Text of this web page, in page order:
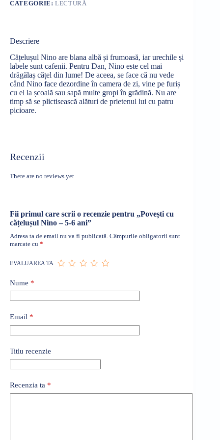
CATEGORIE:LECTURĂ
Descriere
Cățelușul Nino are blana albă și frumoasă, iar urechile și
labele sunt cafenii. Pentru Dan, Nino este cel mai
drăgălaș cățel din lume! De aceea, se face că nu vede
când Nino face dezordine în camera de zi, vine pe furiș
cu el la școală sau sapă multe gropi în grădină. Nu are
timp să se plictisească alături de prietenul lui cu patru
picioare.
Recenzii
There are no reviews yet
Fii primul care scrii o recenzie pentru „Povești cu
cățelușul Nino – 5-6 ani”
Adresa ta de email nu va fi publicată. Câmpurile obligatorii sunt
marcate cu *
EVALUAREA TA
Nume *
Email *
Titlu recenzie
Recenzia ta *